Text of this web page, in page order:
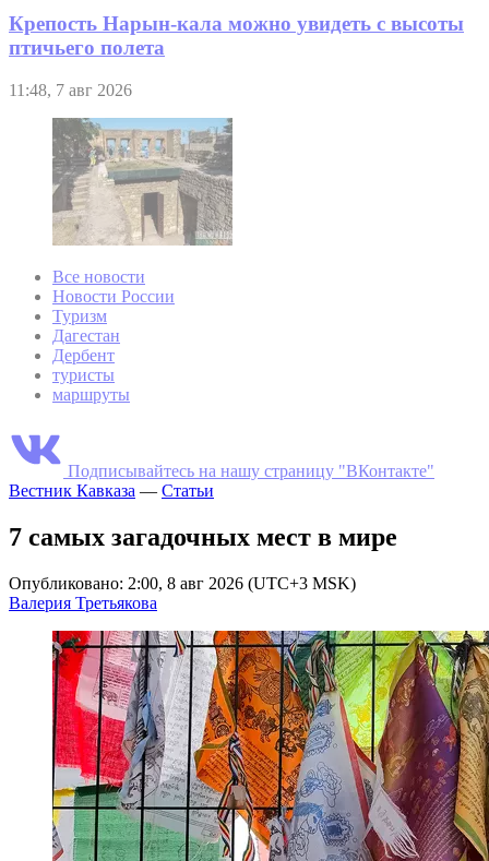
Крепость Нарын-кала можно увидеть с высоты
птичьего полета
11:48, 7 авг 2026
Все новости
Новости России
Туризм
Дагестан
Дербент
туристы
маршруты
Подписывайтесь на нашу страницу "ВКонтакте"
Вестник Кавказа — Статьи
7 самых загадочных мест в мире
Опубликовано: 2:00, 8 авг 2026 (UTC+3 MSK)
Валерия Третьякова